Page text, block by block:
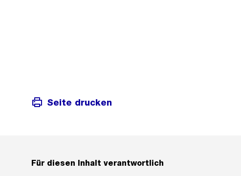
Seite drucken
Für diesen Inhalt verantwortlich